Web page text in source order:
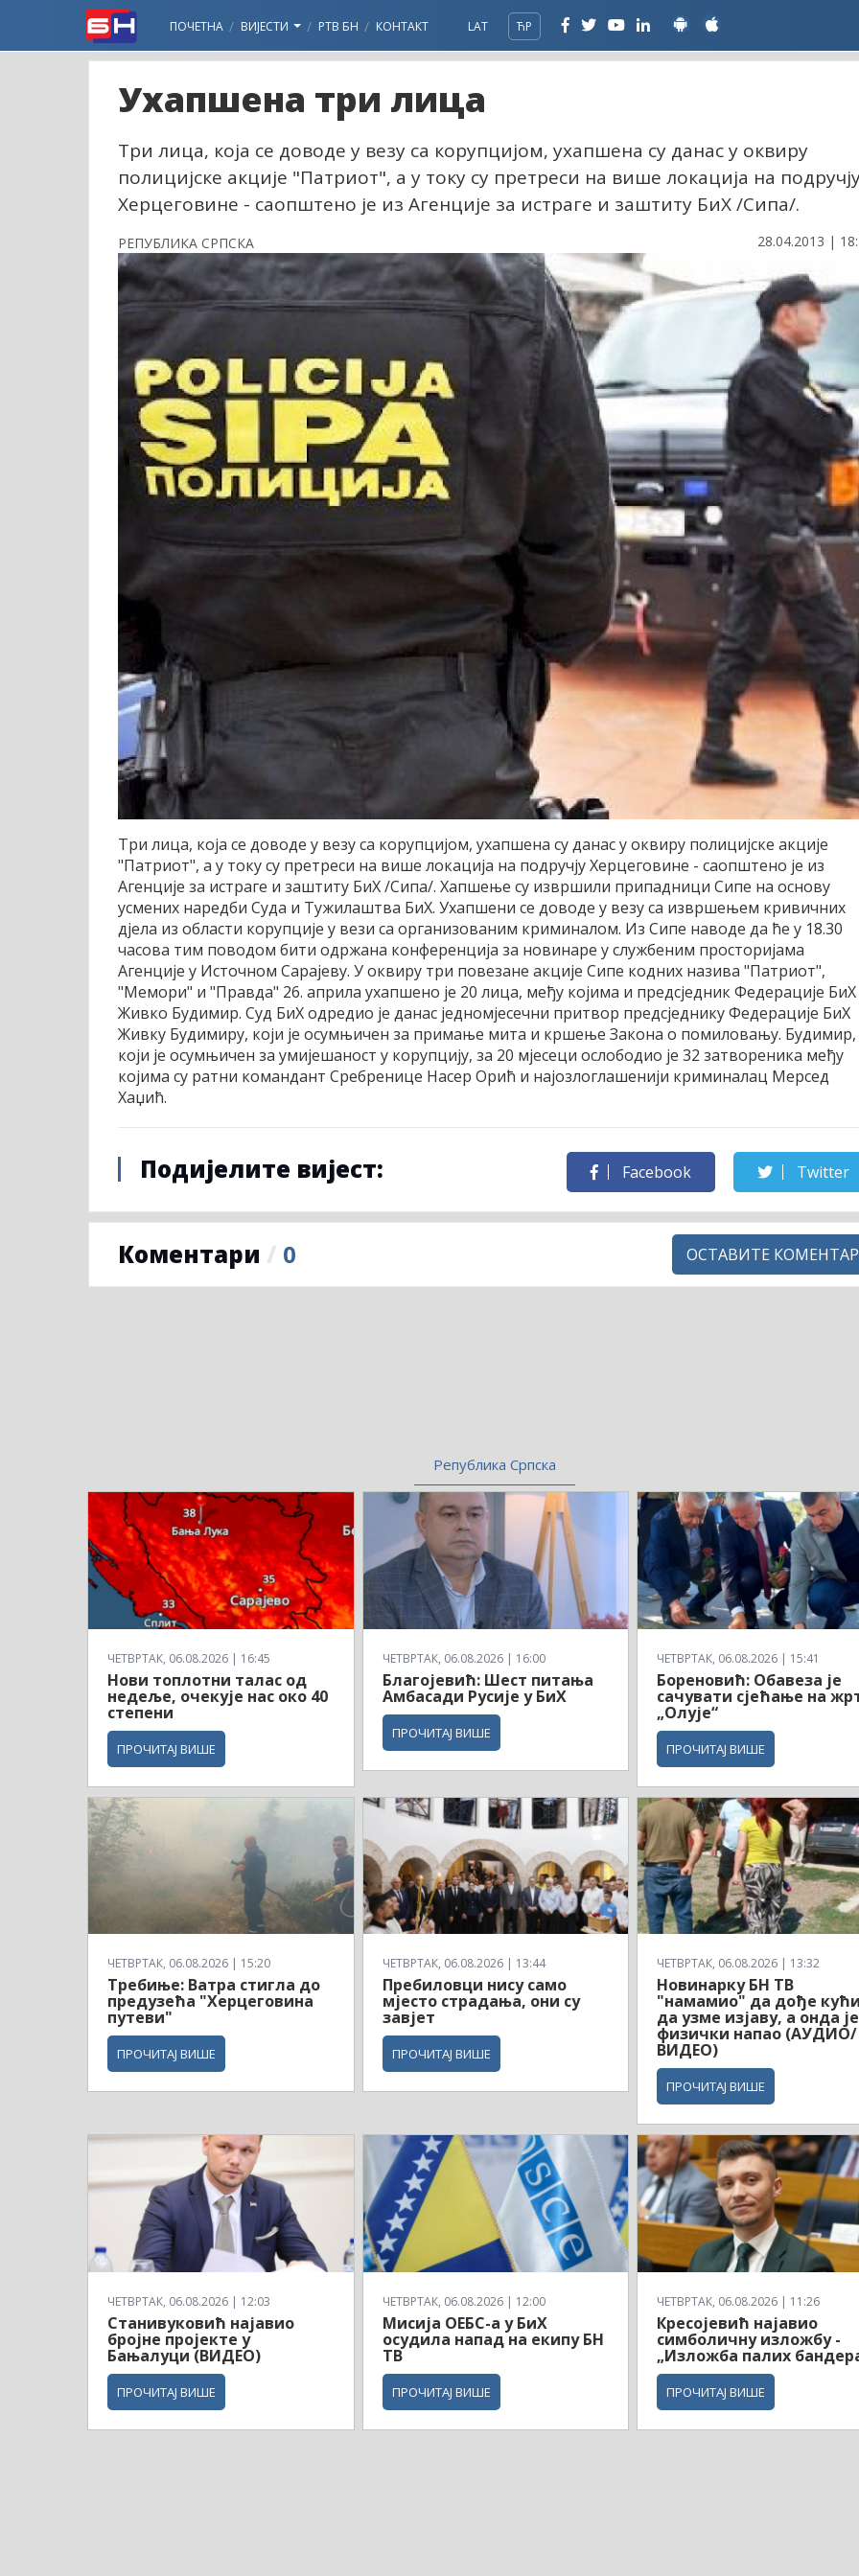
ПОЧЕТНА ВИЈЕСТИ РТВ БН КОНТАКТ LAT ЋР
Ухапшена три лица
Три лица, која се доводе у везу са корупцијом, ухапшена су данас у оквиру
полицијске акције "Патриот", а у току су претреси на више локација на
Херцеговине - саопштено је из Агенције за истраге и заштиту БиХ /Сипа/.
РЕПУБЛИКА СРПСКА 28.04.2013 |
Три лица, која се доводе у везу са корупцијом, ухапшена су данас у оквиру полицијске акције
"Патриот", а у току су претреси на више локација на подручју Херцеговине - саопштено је из
Агенције за истраге и заштиту БиХ /Сипа/. Хапшење су извршили припадници Сипе на основу
усмених наредби Суда и Тужилаштва БиХ. Ухапшени се доводе у везу са извршењем кривичних
дјела из области корупције у вези са организованим криминалом. Из Сипе наводе да ће у 18.30
часова тим поводом бити одржана конференција за новинаре у службеним просторијама
Агенције у Источном Сарајеву. У оквиру три повезане акције Сипе кодних назива "Патриот",
"Мемори" и "Правда" 26. априла ухапшено је 20 лица, међу којима и предсједник Федерације БиХ
Живко Будимир. Суд БиХ одредио је данас једномјесечни притвор предсједнику Федерације БиХ
Живку Будимиру, који је осумњичен за примање мита и кршење Закона о помиловању. Будимир,
који је осумњичен за умијешаност у корупцију, за 20 мјесеци ослободио је 32 затвореника међу
којима су ратни командант Сребренице Насер Орић и најозлоглашенији криминалац Мерсед
Хаџић.
Подијелите вијест: Facebook Twitter
Коментари / 0 ОСТАВИТЕ КОМЕНТАР
Република Српска
ЧЕТВРТАК, 06.08.2026 | 16:45
Нови топлотни талас од
недеље, очекује нас око 40
степени
ПРОЧИТАЈ ВИШЕ
ЧЕТВРТАК, 06.08.2026 | 16:00
Благојевић: Шест питања
Амбасади Русије у БиХ
ПРОЧИТАЈ ВИШЕ
ЧЕТВРТАК, 06.08.2026 | 15:41
Бореновић: Обавеза је
сачувати сјећање на
„Олује“
ПРОЧИТАЈ ВИШЕ
ЧЕТВРТАК, 06.08.2026 | 15:20
Требиње: Ватра стигла до
предузећа "Херцеговина
путеви"
ПРОЧИТАЈ ВИШЕ
ЧЕТВРТАК, 06.08.2026 | 13:44
Пребиловци нису само
мјесто страдања, они су
завјет
ПРОЧИТАЈ ВИШЕ
ЧЕТВРТАК, 06.08.2026 | 13:32
Новинарку БН ТВ
"намамио" да дође
да узме изјаву, а онда је
физички напао (АУДИО/
ВИДЕО)
ПРОЧИТАЈ ВИШЕ
ЧЕТВРТАК, 06.08.2026 | 12:03
Станивуковић најавио
бројне пројекте у
Бањалуци (ВИДЕО)
ПРОЧИТАЈ ВИШЕ
ЧЕТВРТАК, 06.08.2026 | 12:00
Мисија ОЕБС-а у БиХ
осудила напад на екипу БН
ТВ
ПРОЧИТАЈ ВИШЕ
ЧЕТВРТАК, 06.08.2026 | 11:26
Кресојевић најавио
симболичну изложбу -
„Изложба палих
ПРОЧИТАЈ ВИШЕ